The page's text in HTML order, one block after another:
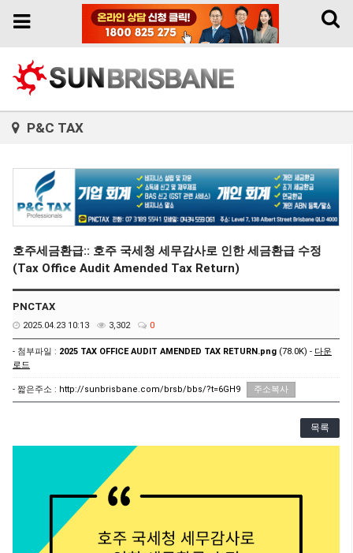
Toggle
Toggle
P&C TAX
호주세금환급:: 호주 국세청 세무감사로 인한 세금환급 수정
(Tax Office Audit Amended Tax Return)
PNCTAX
2025.04.23 10:13 3,302 0
- 첨부파일 : 2025 TAX OFFICE AUDIT AMENDED TAX RETURN.png (78.0K) - 다운
로드
- 짧은주소 : http://sunbrisbane.com/brsb/bbs/?t=6GH9 주소복사
목록